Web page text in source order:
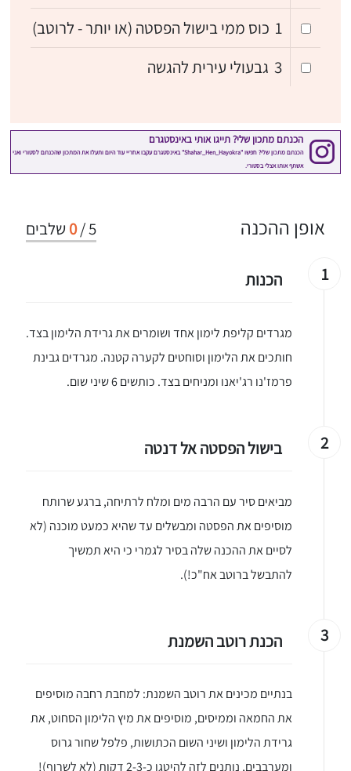
1 כוס ממי בישול הפסטה (או יותר - לרוטב)
3 גבעולי עירית להגשה
5
/
0 שלבים אופן ההכנה
1 הכנות
מגרדים קליפת לימון אחד ושומרים את גרידת הלימון בצד.
חותכים את הלימון וסוחטים לקערה קטנה. מגרדים גבינת
פרמז'נו רג'יאנו ומניחים בצד. כותשים 6 שיני שום.
2 בישול הפסטה אל דנטה
מביאים סיר עם הרבה מים ומלח לרתיחה, ברגע שרותח
מוסיפים את הפסטה ומבשלים עד שהיא כמעט מוכנה (לא
לסיים את ההכנה שלה בסיר לגמרי כי היא תמשיך
להתבשל ברוטב אח"כ!).
3 הכנת רוטב השמנת
בנתיים מכינים את רוטב השמנת: למחבת רחבה מוסיפים
את החמאה וממיסים, מוסיפים את מיץ הלימון הסחוט, את
גרידת הלימון ושיני השום הכתושות, פלפל שחור גרוס
ומערבבים, נותנים לזה להיטגן כ-2-3 דקות (לא לשרוף)!